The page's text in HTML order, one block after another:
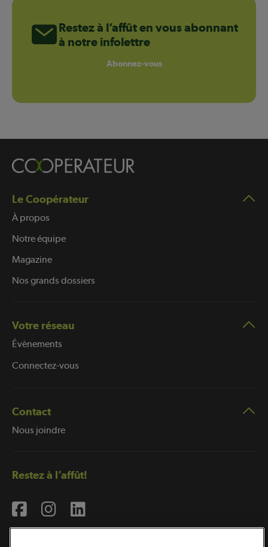
Restez à l’affût en vous abonnant
à notre infolettre
Abonnez-vous
Le Coopérateur
À propos
Notre équipe
Magazine
Nos grands dossiers
Votre réseau
Évènements
Connectez-vous
Contact
Nous joindre
Restez à l’affût!